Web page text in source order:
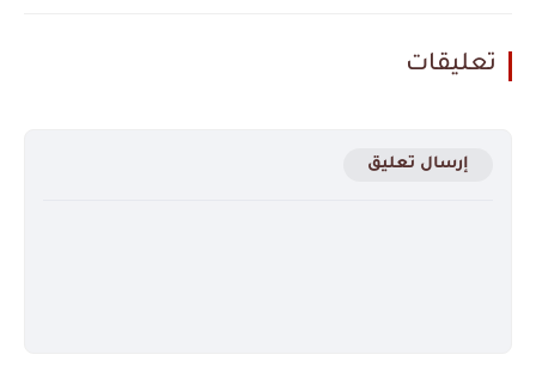
تعليقات
إرسال تعليق